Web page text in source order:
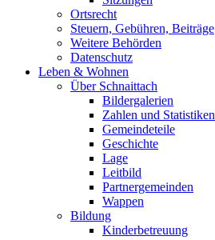
Ortsrecht
Steuern, Gebühren, Beiträge
Weitere Behörden
Datenschutz
Leben & Wohnen
Über Schnaittach
Bildergalerien
Zahlen und Statistiken
Gemeindeteile
Geschichte
Lage
Leitbild
Partnergemeinden
Wappen
Bildung
Kinderbetreuung